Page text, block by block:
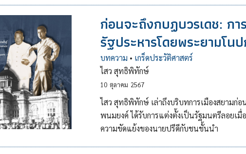
ก่อนจะถึงกบฏบวรเดช: ก
รัฐประหารโดยพระยามโ
บทความ • เกร็ดประวัติศาสตร์
ไสว สุทธิพิทักษ์
10 ตุลาคม 2567
ไสว สุทธิพิทักษ์ เล่าถึงบริบทการเมืองสยามก่
พนมยงค์ ได้รับการแต่งตั้งเป็นรัฐมนตรีลอยเ
ความขัดแย้งของนายปรีดีกับชนชั้นนำ